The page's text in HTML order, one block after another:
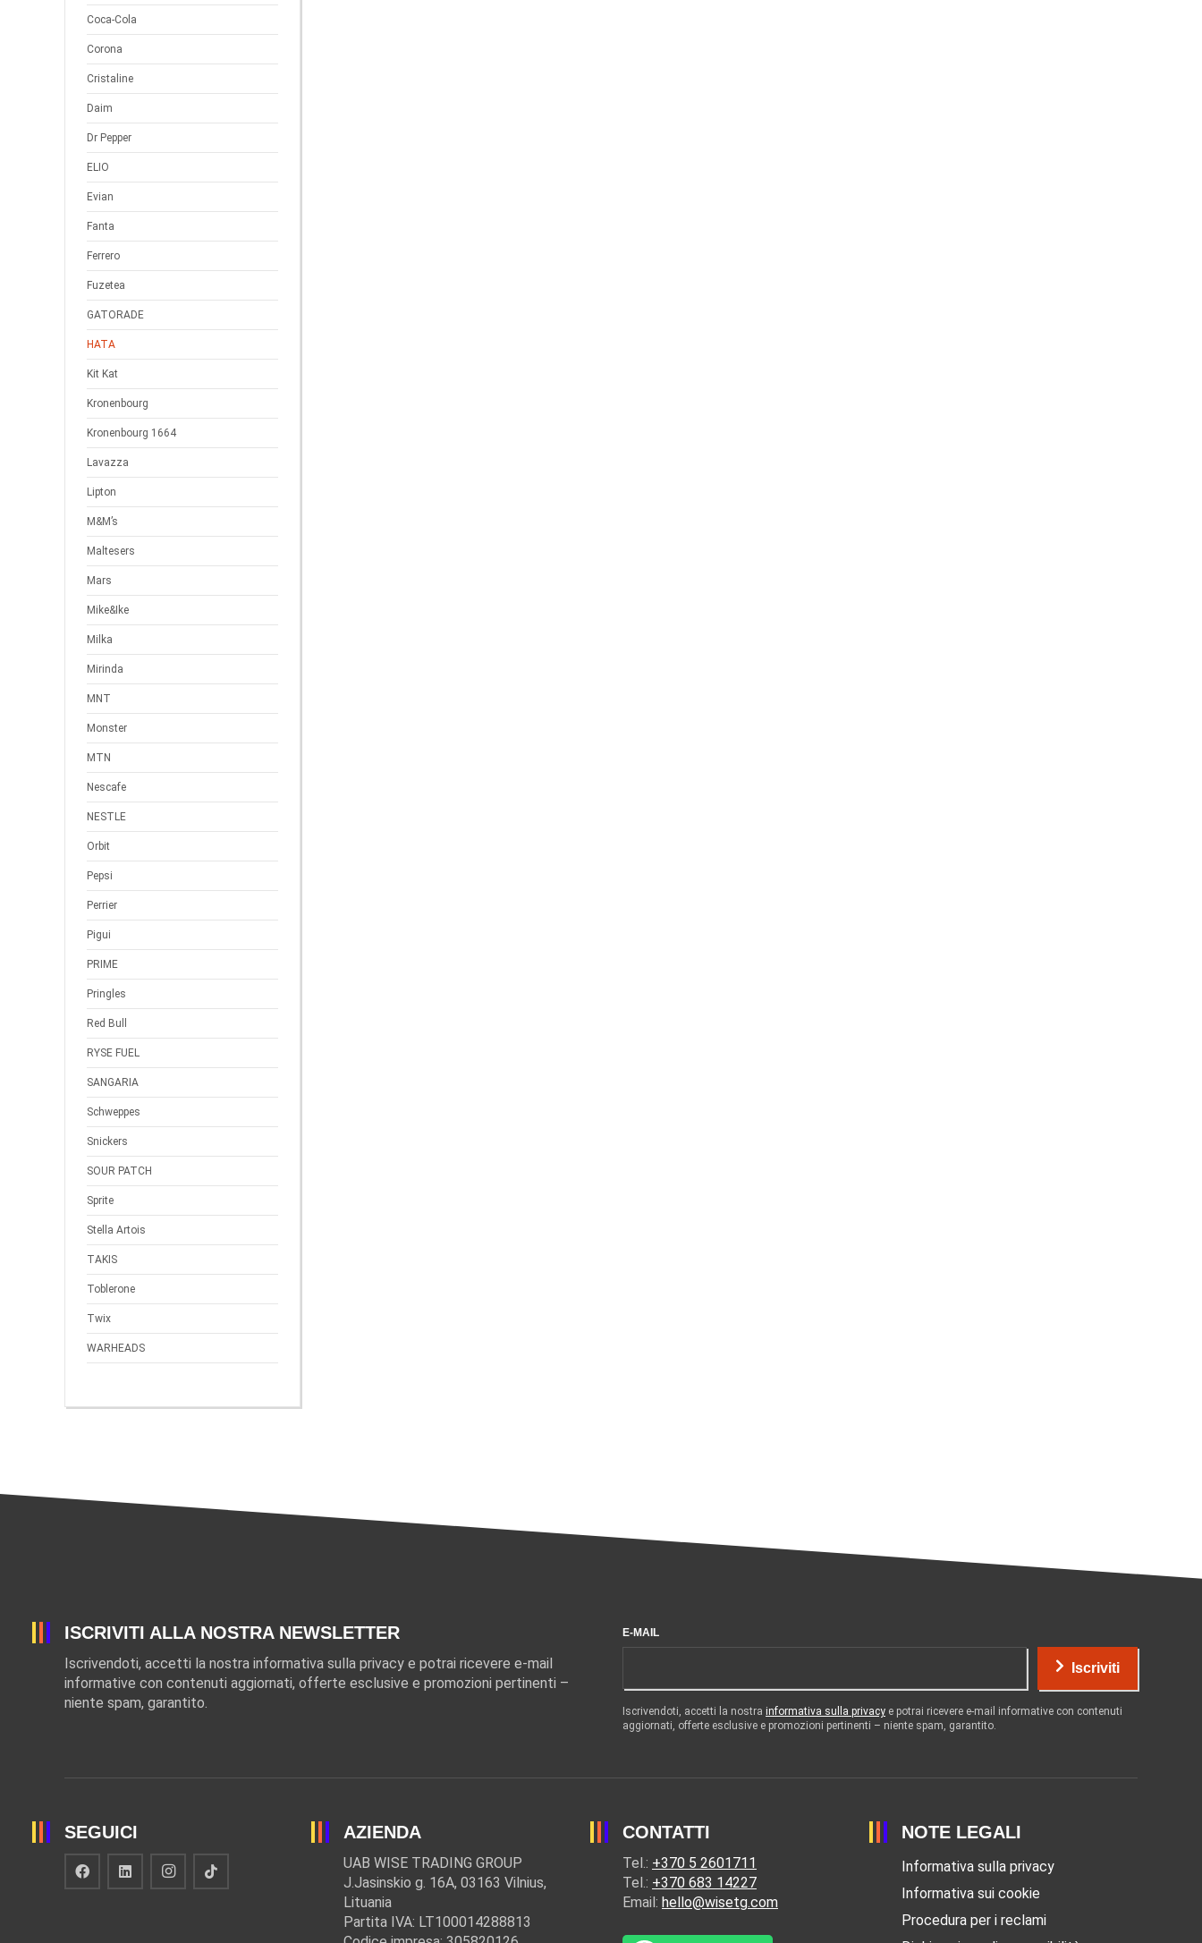
Coca-Cola
Corona
Cristaline
Daim
Dr Pepper
ELIO
Evian
Fanta
Ferrero
Fuzetea
GATORADE
HATA
Kit Kat
Kronenbourg
Kronenbourg 1664
Lavazza
Lipton
M&M’s
Maltesers
Mars
Mike&Ike
Milka
Mirinda
MNT
Monster
MTN
Nescafe
NESTLE
Orbit
Pepsi
Perrier
Pigui
PRIME
Pringles
Red Bull
RYSE FUEL
SANGARIA
Schweppes
Snickers
SOUR PATCH
Sprite
Stella Artois
TAKIS
Toblerone
Twix
WARHEADS
ISCRIVITI ALLA NOSTRA NEWSLETTER
Iscrivendoti, accetti la nostra informativa sulla privacy e potrai ricevere e-mail
informative con contenuti aggiornati, offerte esclusive e promozioni pertinenti –
niente spam, garantito.
E-MAIL
Iscriviti
Iscrivendoti, accetti la nostra informativa sulla privacy e potrai ricevere e-mail informative con contenuti
aggiornati, offerte esclusive e promozioni pertinenti – niente spam, garantito.
SEGUICI AZIENDA
UAB WISE TRADING GROUP
J.Jasinskio g. 16A, 03163 Vilnius,
Lituania
Partita IVA: LT100014288813
CONTATTI
Tel.: +370 5 2601711
Tel.: +370 683 14227
Email: hello@wisetg.com
NOTE LEGALI
Informativa sulla privacy
Informativa sui cookie
Procedura per i reclami